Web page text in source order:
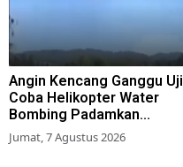
Angin Kencang Ganggu Uji
Coba Helikopter Water
Bombing Padamkan
Kebakaran Bromo
Jumat, 7 Agustus 2026